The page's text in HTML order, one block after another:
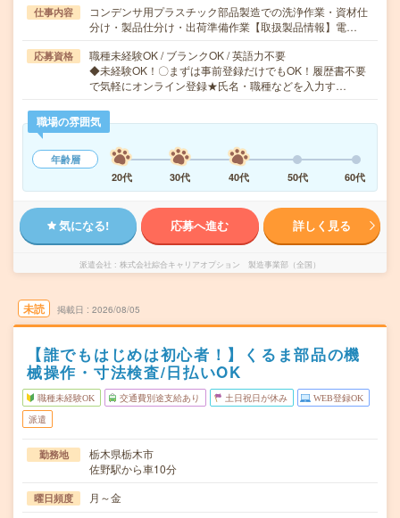
仕事内容
コンデンサ用プラスチック部品製造での洗浄作業・資材仕
分け・製品仕分け・出荷準備作業【取扱製品情報】電…
応募資格
職種未経験OK / ブランクOK / 英語力不要
◆未経験OK！〇まずは事前登録だけでもOK！履歴書不要
で気軽にオンライン登録★氏名・職種などを入力す…
職場の雰囲気
年齢層
20代
30代 40代 50代 60代
気になる! 応募へ進む 詳しく見る
派遣会社 株式会社綜合キャリアオプション 製造事業部（全国）
未読 掲載日 2026/08/05
【誰でもはじめは初心者！】くるま部品の機
械操作・寸法検査/日払いOK
職種未経験OK 交通費別途支給あり 土日祝日が休み WEB登録OK
派遣
勤務地
栃木県栃木市
佐野駅から車10分
曜日頻度 月～金